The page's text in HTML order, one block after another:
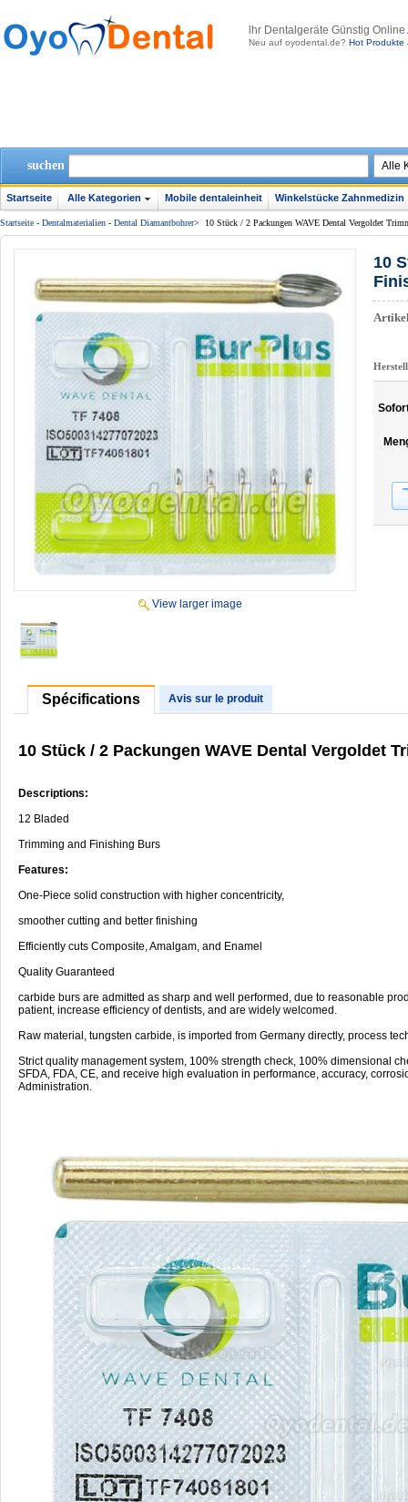
lhr Dentalgeräte Günstig
Neu auf oyodental.de? Hot Produkte
suchen
Startseite Alle Kategorien Mobile dentaleinheit Winkelstücke Zahnmedizin
Startseite - Dentalmaterialien - Dental Diamantbohrer> 10 Stück / 2 Packungen WAVE Dental Vergoldet
View larger image
10
Spécifications Avis sur le produit
10 Stück / 2 Packungen WAVE Dental Vergoldet
Descriptions:
12 Bladed
Trimming and Finishing Burs
Features:
One-Piece solid construction with higher concentricity,
smoother cutting and better finishing
Efficiently cuts Composite, Amalgam, and Enamel
Quality Guaranteed
carbide burs are admitted as sharp and well performed, due to reasonable
patient, increase efficiency of dentists, and are widely welcomed.
Raw material, tungsten carbide, is imported from Germany directly, process
Strict quality management system, 100% strength check, 100% dimensional
SFDA, FDA, CE, and receive high evaluation in performance, accuracy,
Administration.